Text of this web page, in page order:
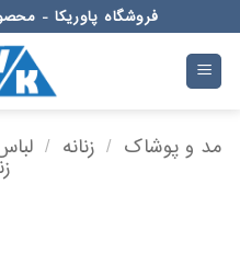
to
content
فروشگاه پاوریکا -
مد و پوشاک / زنانه /